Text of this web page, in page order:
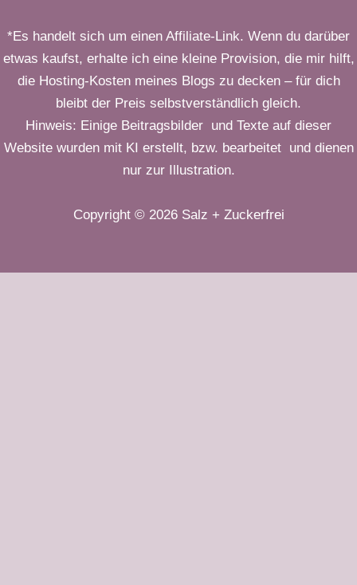
*Es handelt sich um einen Affiliate-Link. Wenn du darüber
etwas kaufst, erhalte ich eine kleine Provision, die mir hilft,
die Hosting-Kosten meines Blogs zu decken – für dich
bleibt der Preis selbstverständlich gleich.
Hinweis: Einige Beitragsbilder und Texte auf dieser
Website wurden mit KI erstellt, bzw. bearbeitet und dienen
nur zur Illustration.
Copyright © 2026 Salz + Zuckerfrei